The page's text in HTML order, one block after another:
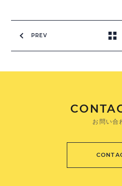
PREV
お問い合